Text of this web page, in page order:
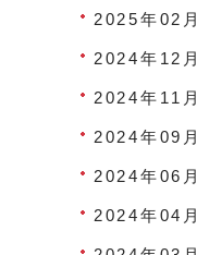
2025年02月
2024年12月
2024年11月
2024年09月
2024年06月
2024年04月